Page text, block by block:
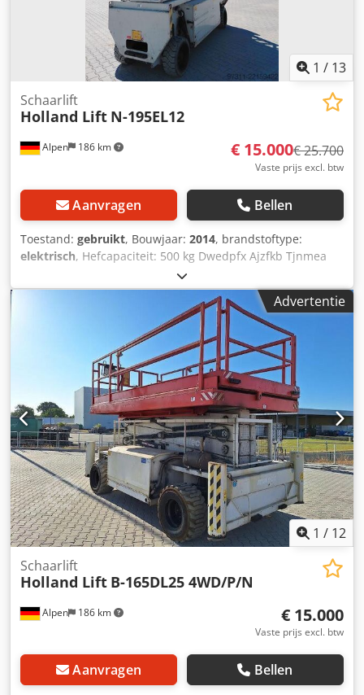
1 / 13
Alpen 186 km
Schaarlift
Holland Lift N-195EL12
€ 15.000€ 25.700
Vaste prijs excl. btw
Aanvragen Bellen
Toestand: gebruikt, Bouwjaar: 2014, brandstoftype:
elektrisch, Hefcapaciteit: 500 kg Dwedpfx Ajzfkb Tjnmea
Neem contact op met het gebruikte apparatuurcentrum
voor meer informatie.
Advertentie
1 / 12
Alpen 186 km
Schaarlift
Holland Lift B-165DL25 4WD/P/N
€ 15.000
Vaste prijs excl. btw
Aanvragen Bellen